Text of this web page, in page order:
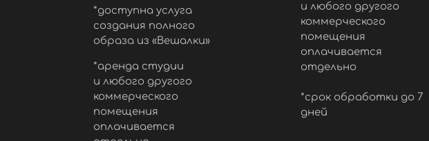
*доступна услуга
создания полного
образа из «Вешалки»
*аренда студии
и любого другого
коммерческого
помещения
оплачивается
и любого другого
коммерческого
помещения
оплачивается
отдельно
*срок обработки до 7
дней